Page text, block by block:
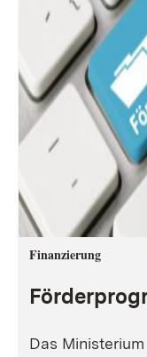
Finanzierung
Das